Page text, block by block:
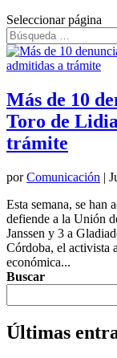
Seleccionar página
Más de 10
Toro de
trámite
porComunicación |
Esta semana, se han
defiende a la Unión
Janssen y 3 a
Córdoba, el activista
económica...
Buscar
Últimas